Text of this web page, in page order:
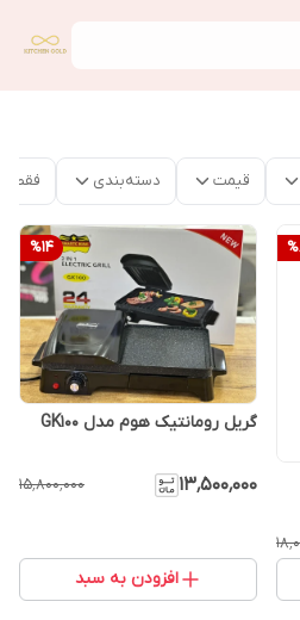
قیمت دسته‌بندی فقط
%
%14
گریل رومانتیک هوم مدل GK100
۱۳٬۵۰۰٬۰۰۰ ۱۵٬۸۰۰٬۰۰۰
افزودن به سبد